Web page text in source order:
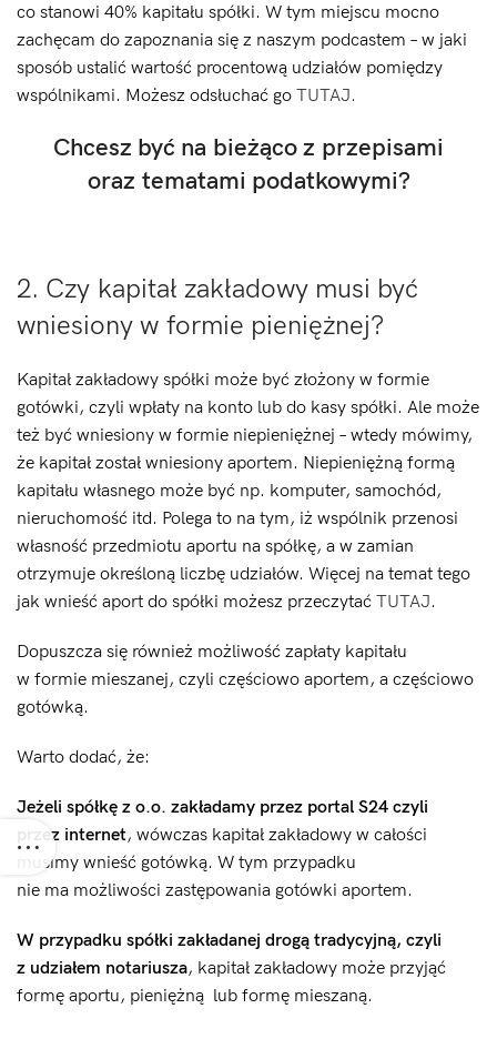
co stanowi 40% kapitału spółki. W tym miejscu mocno
zachęcam do zapoznania się z naszym podcastem – w jaki
sposób ustalić wartość procentową udziałów pomiędzy
wspólnikami. Możesz odsłuchać go TUTAJ.
Chcesz być na bieżąco z przepisami
oraz tematami podatkowymi?
2. Czy kapitał zakładowy musi być
wniesiony w formie pieniężnej?
Kapitał zakładowy spółki może być złożony w formie
gotówki, czyli wpłaty na konto lub do kasy spółki. Ale może
też być wniesiony w formie niepieniężnej – wtedy mówimy,
że kapitał został wniesiony aportem. Niepieniężną formą
kapitału własnego może być np. komputer, samochód,
nieruchomość itd. Polega to na tym, iż wspólnik przenosi
własność przedmiotu aportu na spółkę, a w zamian
otrzymuje określoną liczbę udziałów. Więcej na temat tego
jak wnieść aport do spółki możesz przeczytać TUTAJ.
Dopuszcza się również możliwość zapłaty kapitału
w formie mieszanej, czyli częściowo aportem, a częściowo
gotówką.
Warto dodać, że:
Jeżeli spółkę z o.o. zakładamy przez portal S24 czyli
przez internet, wówczas kapitał zakładowy w całości
musimy wnieść gotówką. W tym przypadku
nie ma możliwości zastępowania gotówki aportem.
W przypadku spółki zakładanej drogą tradycyjną, czyli
z udziałem notariusza, kapitał zakładowy może przyjąć
formę aportu, pieniężną lub formę mieszaną.